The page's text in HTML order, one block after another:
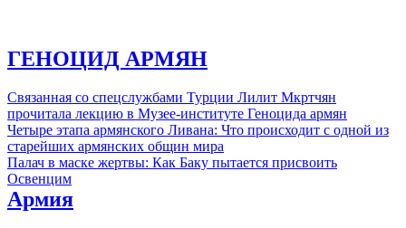
ГЕНОЦИД АРМЯН
Связанная со спецслужбами Турции Лилит Мкртчян
прочитала лекцию в Музее-институте Геноцида армян
Четыре этапа армянского Ливана: Что происходит с одной из
старейших армянских общин мира
Палач в маске жертвы: Как Баку пытается присвоить
Освенцим
Армия